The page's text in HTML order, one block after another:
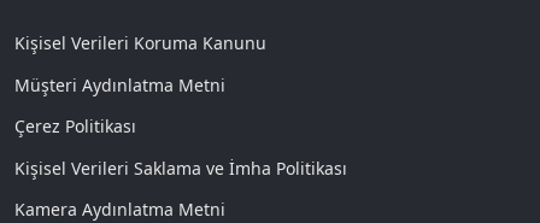
Kişisel Verileri Koruma Kanunu
Müşteri Aydınlatma Metni
Çerez Politikası
Kişisel Verileri Saklama ve İmha Politikası
Kamera Aydınlatma Metni